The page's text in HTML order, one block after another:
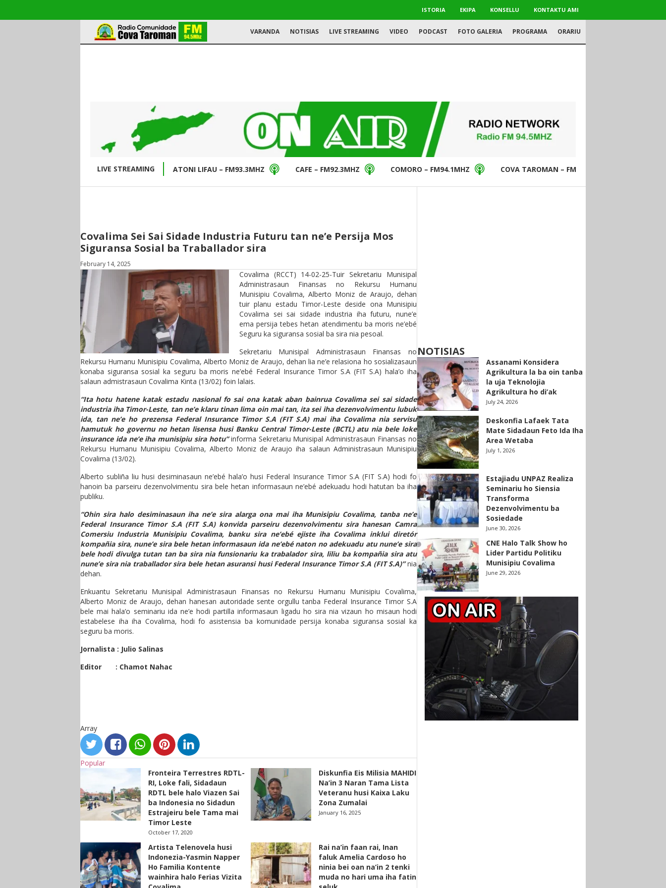
ISTORIA EKIPA KONSELLU KONTAKTU AMI
VARANDA NOTISIAS LIVE STREAMING VIDEO PODCAST FOTO GALERIA PROGRAMA ORARIU
LIVE STREAMING ATONI LIFAU – FM93.3MHZ CAFE – FM92.3MHZ COMORO – FM94.1MHZ COVA TAROMAN – FM94.5MHZ
Covalima Sei Sai Sidade Industria Futuru tan ne’e Persija Mos
Siguransa Sosial ba Traballador sira
February 14, 2025
Covalima (RCCT) 14-02-25-Tuir Sekretariu Munisipal
Administrasaun Finansas no Rekursu Humanu
Munisipiu Covalima, Alberto Moniz de Araujo, dehan
tuir planu estadu Timor-Leste deside ona Munisipiu
Covalima sei sai sidade industria iha futuru, nune’e
ema persija tebes hetan atendimentu ba moris ne’ebé
Seguru ka siguransa sosial ba sira nia pesoal.
Sekretariu Munisipal Administrasaun Finansas no
Rekursu Humanu Munisipiu Covalima, Alberto Moniz de Araujo, dehan lia ne’e relasiona ho sosializasaun
konaba siguransa sosial ka seguru ba moris ne’ebé Federal Insurance Timor S.A (FIT S.A) hala’o iha
salaun admistrasaun Covalima Kinta (13/02) foin lalais.
“Ita hotu hatene katak estadu nasional fo sai ona katak aban bainrua Covalima sei sai sidade
industria iha Timor-Leste, tan ne’e klaru tinan lima oin mai tan, ita sei iha dezenvolvimentu lubuk
ida, tan ne’e ho prezensa Federal Insurance Timor S.A (FIT S.A) mai iha Covalima nia servisu
hamutuk ho governu no hetan lisensa husi Banku Central Timor-Leste (BCTL) atu nia bele loke
insurance ida ne’e iha munisipiu sira hotu”informa Sekretariu Munisipal Administrasaun Finansas no
Rekursu Humanu Munisipiu Covalima, Alberto Moniz de Araujo iha salaun Administrasaun Munisipiu
Covalima (13/02).
Alberto subliña liu husi desiminasaun ne’ebé hala’o husi Federal Insurance Timor S.A (FIT S.A) hodi fo
hanoin ba parseiru dezenvolvimentu sira bele hetan informasaun ne’ebé adekuadu hodi hatutan ba iha
publiku.
“Ohin sira halo desiminasaun iha ne’e sira alarga ona mai iha Munisipiu Covalima, tanba ne’e
Federal Insurance Timor S.A (FIT S.A) konvida parseiru dezenvolvimentu sira hanesan Camra
Comersiu Industria Munisipiu Covalima, banku sira ne’ebé ejiste iha Covalima inklui diretór
kompañia sira, nune’e sira bele hetan informasaun ida ne’ebé naton no adekuadu atu nune’e sira
bele hodi divulga tutan tan ba sira nia funsionariu ka trabalador sira, liliu ba kompañia sira atu
nune’e sira nia traballador sira bele hetan asuransi husi Federal Insurance Timor S.A (FIT S.A)”nia
dehan.
Enkuantu Sekretariu Munisipal Administrasaun Finansas no Rekursu Humanu Munisipiu Covalima,
Alberto Moniz de Araujo, dehan hanesan autoridade sente orgullu tanba Federal Insurance Timor S.A
bele mai hala’o seminariu ida ne’e hodi partilla informasaun ligadu ho sira nia vizaun ho misaun hodi
estabelese iha iha Covalima, hodi fo asistensia ba komunidade persija konaba siguransa sosial ka
seguru ba moris.
Jornalista : Julio Salinas
Editor : Chamot Nahac
Array
Popular
Fronteira Terrestres RDTL-
RI, Loke fali, Sidadaun
RDTL bele halo Viazen Sai
ba Indonesia no Sidadun
Estrajeiru bele Tama mai
Timor Leste
October 17, 2020
Diskunfia Eis Milisia MAHIDI
Na’in 3 Naran Tama Lista
Veteranu husi Kaixa Laku
Zona Zumalai
January 16, 2025
Artista Telenovela husi
Indonezia-Yasmin Napper
Ho Familia Kontente
wainhira halo Ferias Vizita
Rai na’in faan rai, Inan
faluk Amelia Cardoso ho
ninia bei oan na’in 2 tenki
muda no hari uma iha fatin
NOTISIAS
Assanami Konsidera
Agrikultura la ba oin tanba
la uja Teknolojia
Agrikultura ho di’ak
July 24, 2026
Deskonfia Lafaek Tata
Mate Sidadaun Feto Ida Iha
Area Wetaba
July 1, 2026
Estajiadu UNPAZ Realiza
Seminariu ho Siensia
Transforma
Dezenvolvimentu ba
Sosiedade
June 30, 2026
CNE Halo Talk Show ho
Lider Partidu Politiku
Munisipiu Covalima
June 29, 2026